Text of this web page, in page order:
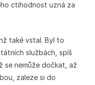
ctihodnost uzná za
také vstal. Byl to
službách, spíš
se nemůže dočkat, až
zaleze si do